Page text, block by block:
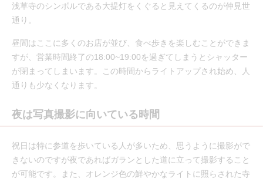
浅草寺のシンボルである大提灯をくぐると見えてくるのが仲見世
通り。
昼間はここに多くのお店が並び、食べ歩きを楽しむことができま
すが、営業時間終了の18:00~19:00を過ぎてしまうとシャッター
が閉まってしまいます。この時間からライトアップされ始め、人
通りも少なくなります。
夜は写真撮影に向いている時間
祝日は特に参道を歩いている人が多いため、思うように撮影がで
きないのですが夜であればガランとした道に立って撮影すること
が可能です。また、オレンジ色の鮮やかなライトに照らされた寺